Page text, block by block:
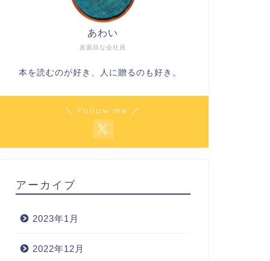
真面目な会社員
あわい
本を読むのが好き、人に贈るのも好き。
＼ Follow me ／
アーカイブ
2023年1月
2022年12月